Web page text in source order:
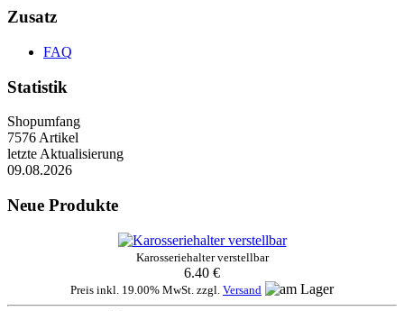
Zusatz
FAQ
Statistik
Shopumfang
7576 Artikel
letzte Aktualisierung
09.08.2026
Neue Produkte
Karosseriehalter verstellbar
6.40 €
Preis inkl. 19.00% MwSt. zzgl. Versand